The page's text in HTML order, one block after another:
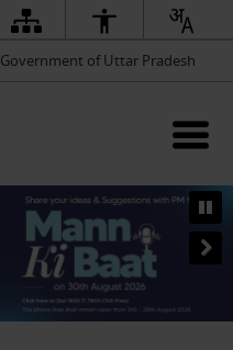
Government of Uttar Pradesh